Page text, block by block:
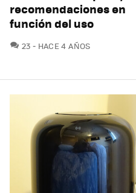
recomendaciones en
función del uso
23 COMENTARIOS
HACE 4 AÑOS